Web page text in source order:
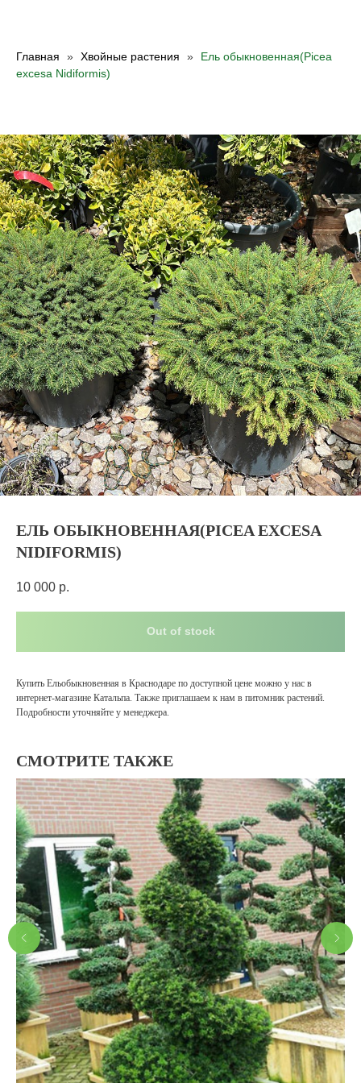
Главная Хвойные растения
Ель обыкновенная(Picea
excesa Nidiformis)
ЕЛЬ ОБЫКНОВЕННАЯ(PICEA EXCESA
NIDIFORMIS)
10 000 р.
Out of stock
Купить Ельобыкновенная в Краснодаре по доступной цене можно у нас в
интернет-магазине Катальпа. Также приглашаем к нам в питомник растений.
Подробности уточняйте у менеджера.
СМОТРИТЕ ТАКЖЕ